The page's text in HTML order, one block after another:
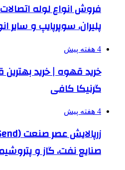
پلیران، سوپرپایپ و سایر
4 هفته پیش
خرید قهوه | خرید
گرنیکا کافی
4 هفته پیش
صنایع نفت، گاز و